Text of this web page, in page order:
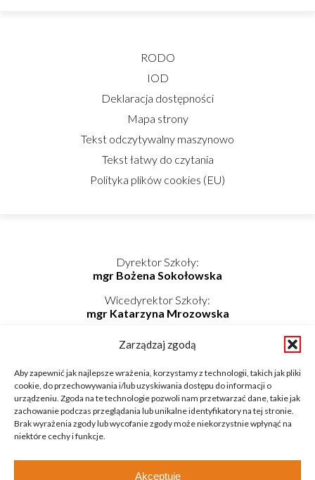
Zarządzaj zgodą
Aby zapewnić jak najlepsze wrażenia, korzystamy z technologii, takich jak pliki
cookie, do przechowywania i/lub uzyskiwania dostępu do informacji o
urządzeniu. Zgoda na te technologie pozwoli nam przetwarzać dane, takie jak
zachowanie podczas przeglądania lub unikalne identyfikatory na tej stronie.
Brak wyrażenia zgody lub wycofanie zgody może niekorzystnie wpłynąć na
niektóre cechy i funkcje.
Akceptuję
RODO
IOD
Deklaracja dostępności
Mapa strony
Tekst odczytywalny maszynowo
Tekst łatwy do czytania
Polityka plików cookies (EU)
Dyrektor Szkoły:
mgr Bożena Sokołowska
Wicedyrektor Szkoły:
mgr Katarzyna Mrozowska
mgr Elwira Kołaczyńska-Bogdan
Telefon komórkowy: 798-819-687
E-mail: internat@zsnieckowo.com.pl